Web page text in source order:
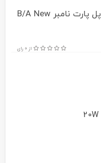
شارژر دیواری 20W سه پین اپل پارت نامبر B/A New
از 0 رای